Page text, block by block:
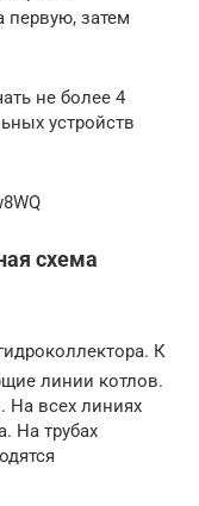
первую, затем
не более 4
устройств
схема
К
линии котлов.
На всех линиях
На трубах